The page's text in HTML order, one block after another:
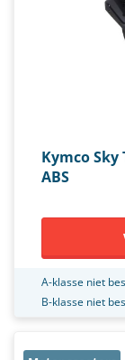
Kymco Sky
ABS
A-klasse niet
B-klasse niet